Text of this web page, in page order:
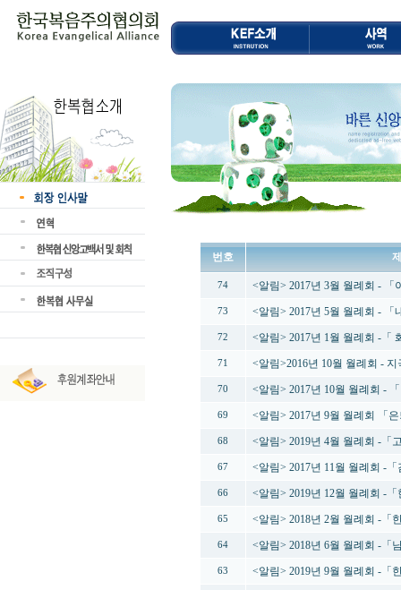
번호
74 <알림> 2017년 3월 월례회 -
73 <알림> 2017년 5월 월례회 -
72 <알림> 2017년 1월 월례회 -「
71 <알림>2016년 10월 월례회 -
70 <알림> 2017년 10월 월례회 -
69 <알림> 2017년 9월 월례회 「
68 <알림> 2019년 4월 월례회 -「
67 <알림> 2017년 11월 월례회 -
66 <알림> 2019년 12월 월례회 -
65 <알림> 2018년 2월 월례회 -「
64 <알림> 2018년 6월 월례회 -「
63 <알림> 2019년 9월 월례회 -「